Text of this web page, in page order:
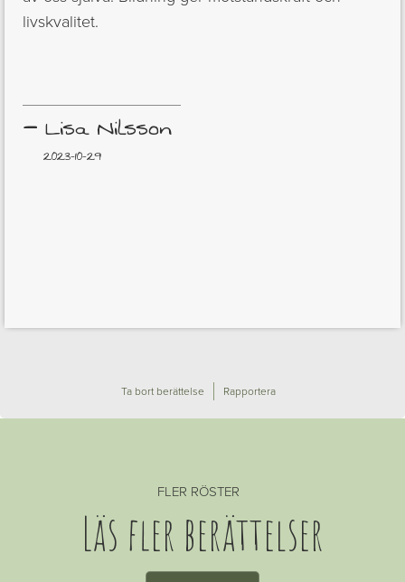
livskvalitet.
–Lisa Nilsson
2023-10-29
Ta bort berättelse Rapportera
FLER RÖSTER
Läs fler berättelser